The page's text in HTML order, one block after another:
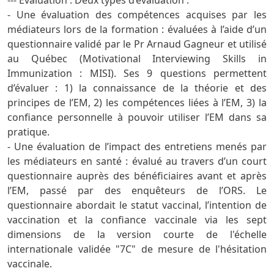
- Une évaluation des compétences acquises par les
médiateurs lors de la formation : évaluées à l’aide d’un
questionnaire validé par le Pr Arnaud Gagneur et utilisé
au Québec (Motivational Interviewing Skills in
Immunization : MISI). Ses 9 questions permettent
d’évaluer : 1) la connaissance de la théorie et des
principes de l’EM, 2) les compétences liées à l’EM, 3) la
confiance personnelle à pouvoir utiliser l’EM dans sa
pratique.
- Une évaluation de l’impact des entretiens menés par
les médiateurs en santé : évalué au travers d’un court
questionnaire auprès des bénéficiaires avant et après
l’EM, passé par des enquêteurs de l’ORS. Le
questionnaire abordait le statut vaccinal, l’intention de
vaccination et la confiance vaccinale via les sept
dimensions de la version courte de l'échelle
internationale validée "7C" de mesure de l'hésitation
vaccinale.